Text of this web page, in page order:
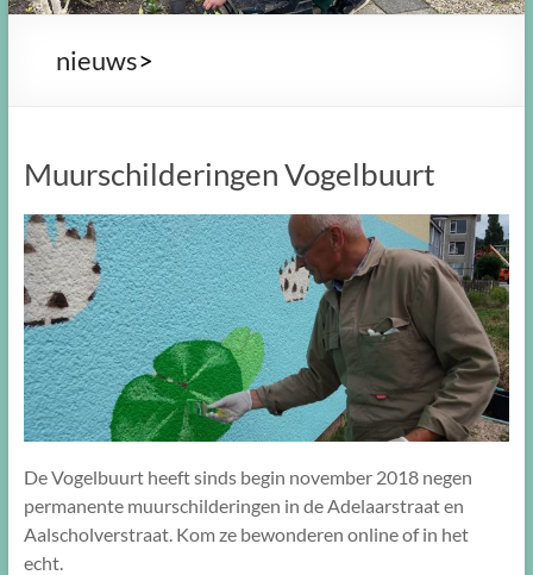
een
buurt
>
nieuws
Muurschilderingen Vogelbuurt
De Vogelbuurt heeft sinds begin november 2018 negen
permanente muurschilderingen in de Adelaarstraat en
Aalscholverstraat. Kom ze bewonderen online of in het
echt.